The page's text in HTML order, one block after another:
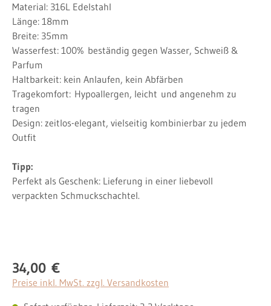
Material: 316L Edelstahl
Länge: 18mm
Breite: 35mm
Wasserfest: 100% beständig gegen Wasser, Schweiß &
Parfum
Haltbarkeit: kein Anlaufen, kein Abfärben
Tragekomfort: Hypoallergen, leicht und angenehm zu
tragen
Design: zeitlos-elegant, vielseitig kombinierbar zu jedem
Outfit
Tipp:
Perfekt als Geschenk: Lieferung in einer liebevoll
verpackten Schmuckschachtel.
Regulärer Preis:
34,00 €
Preise inkl. MwSt. zzgl. Versandkosten